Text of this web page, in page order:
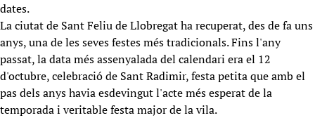
dates.
La ciutat de Sant Feliu de Llobregat ha recuperat, des de fa uns
anys, una de les seves festes més tradicionals. Fins l'any
passat, la data més assenyalada del calendari era el 12
d'octubre, celebració de Sant Radimir, festa petita que amb el
pas dels anys havia esdevingut l'acte més esperat de la
temporada i veritable festa major de la vila.